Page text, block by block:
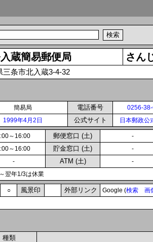
蔵簡易郵便局 さん
三条市北入蔵3-4-32
簡易局 電話番号 0256-
1999年4月2日 公式サイト 日本郵政公
～16:00 郵便窓口 (土) -
～16:00 貯金窓口 (土) -
- ATM (土) -
翌年1/3は休業
○ 風景印 外部リンク Google (検索 画
種類